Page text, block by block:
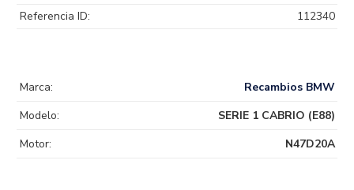
Referencia ID:
112340
Marca:
Recambios BMW
Modelo:
SERIE 1 CABRIO (E88)
Motor:
N47D20A